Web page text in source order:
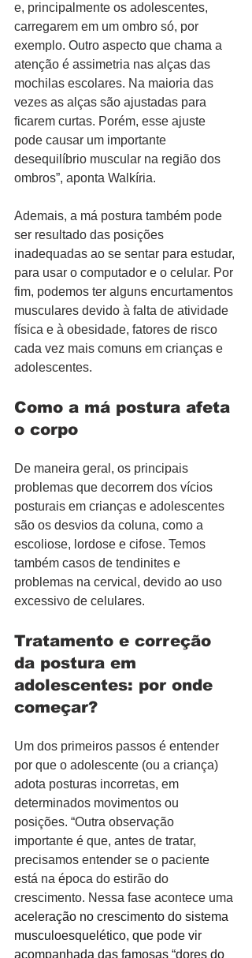
e, principalmente os adolescentes,
carregarem em um ombro só, por
exemplo. Outro aspecto que chama a
atenção é assimetria nas alças das
mochilas escolares. Na maioria das
vezes as alças são ajustadas para
ficarem curtas. Porém, esse ajuste
pode causar um importante
desequilíbrio muscular na região dos
ombros”, aponta Walkíria.
Ademais, a má postura também pode
ser resultado das posições
inadequadas ao se sentar para estudar,
para usar o computador e o celular. Por
fim, podemos ter alguns encurtamentos
musculares devido à falta de atividade
física e à obesidade, fatores de risco
cada vez mais comuns em crianças e
adolescentes.
Como a má postura afeta
o corpo
De maneira geral, os principais
problemas que decorrem dos vícios
posturais em crianças e adolescentes
são os desvios da coluna, como a
escoliose, lordose e cifose. Temos
também casos de tendinites e
problemas na cervical, devido ao uso
excessivo de celulares.
Tratamento e correção
da postura em
adolescentes: por onde
começar?
Um dos primeiros passos é entender
por que o adolescente (ou a criança)
adota posturas incorretas, em
determinados movimentos ou
posições. “Outra observação
importante é que, antes de tratar,
precisamos entender se o paciente
está na época do estirão do
crescimento. Nessa fase acontece uma
aceleração no crescimento do sistema
musculoesquelético, que pode vir
acompanhada das famosas “dores do